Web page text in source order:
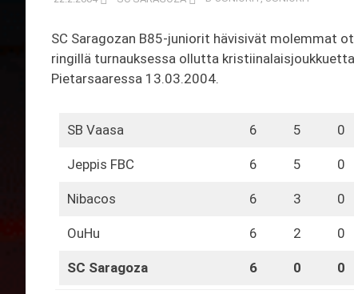
SC Saragozan B85-juniorit hävisivät molemmat
ringillä turnauksessa ollutta
Pietarsaaressa 13.03.2004.
SB Vaasa 6 5 0
Jeppis FBC 6 5 0
Nibacos 6 3 0
OuHu 6 2 0
SC Saragoza 6 0 0